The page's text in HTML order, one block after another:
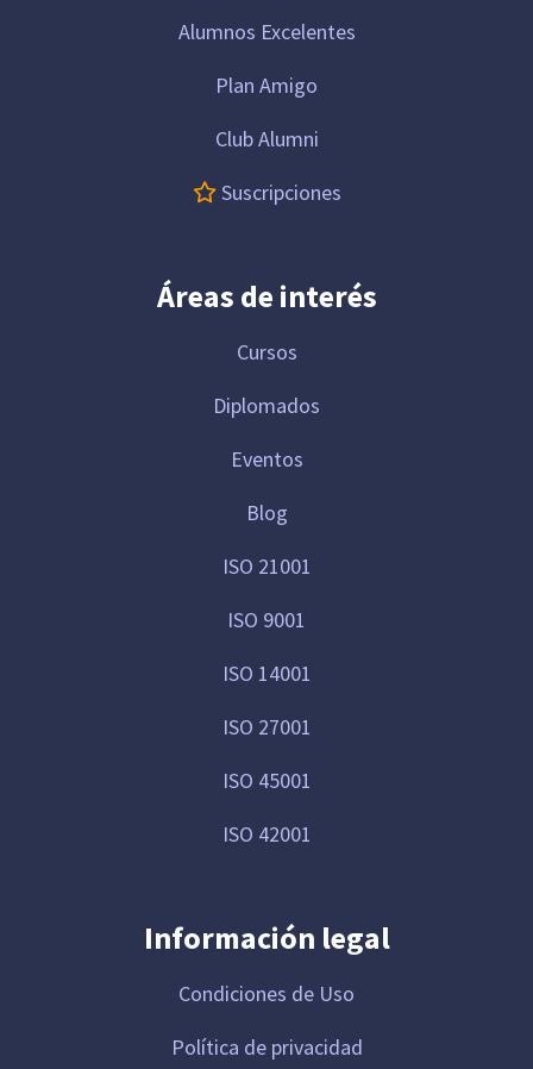
Alumnos Excelentes
Plan Amigo
Club Alumni
Suscripciones
Áreas de interés
Cursos
Diplomados
Eventos
Blog
ISO 21001
ISO 9001
ISO 14001
ISO 27001
ISO 45001
ISO 42001
Información legal
Condiciones de Uso
Política de privacidad